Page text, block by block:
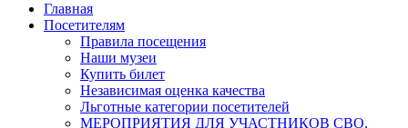
Главная
Посетителям
Правила посещения
Наши музеи
Купить билет
Независимая оценка качества
Льготные категории посетителей
МЕРОПРИЯТИЯ ДЛЯ УЧАСТНИКОВ СВО,